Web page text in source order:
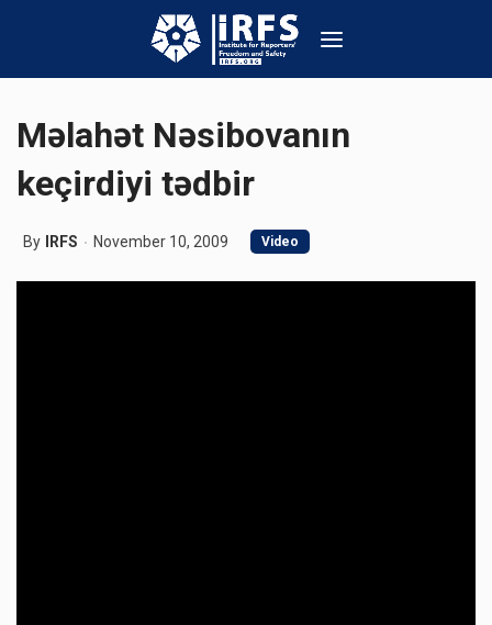
Məlahət Nəsibovanın
keçirdiyi tədbir
By IRFS November 10, 2009 Video